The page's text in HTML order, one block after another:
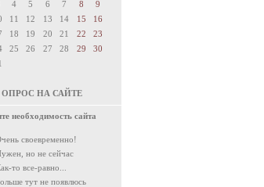
4 5 6 7 8
9
11 12 13 14 15
16
18 19 20 21 22
23
25 26 27 28 29
30
НА САЙТЕ
необходимость сайта
своевременно!
но не сейчас
то все-равно...
тут не появлюсь